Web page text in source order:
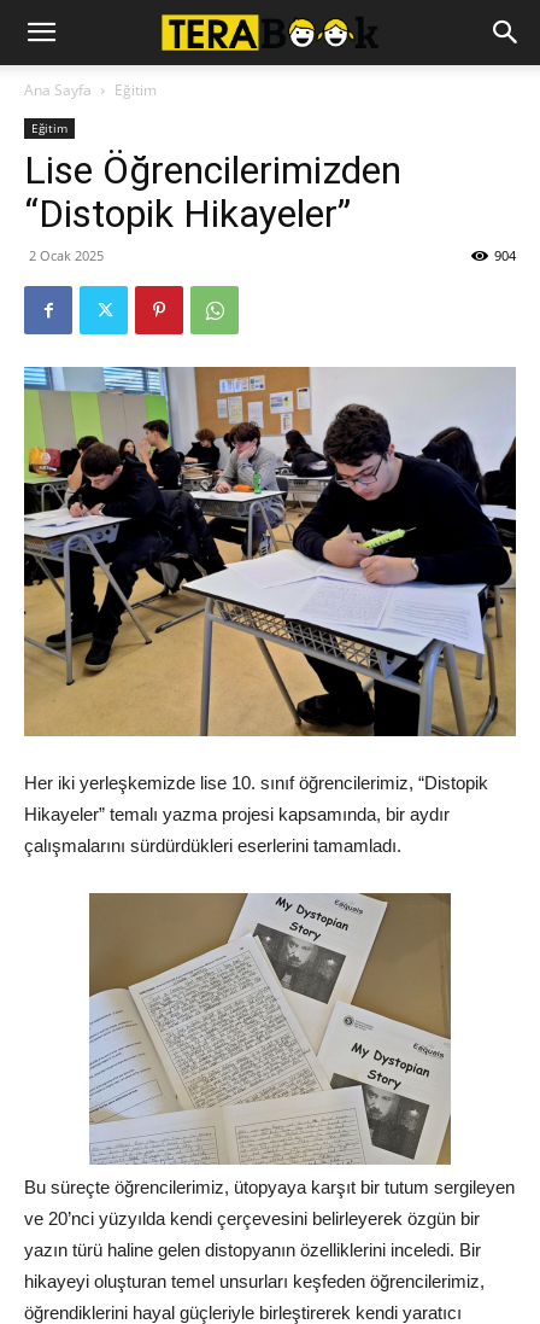
Ana Sayfa Eğitim
Eğitim
Lise Öğrencilerimizden
“Distopik Hikayeler”
2 Ocak 2025 904
Her iki yerleşkemizde lise 10. sınıf öğrencilerimiz, “Distopik
Hikayeler” temalı yazma projesi kapsamında, bir aydır
çalışmalarını sürdürdükleri eserlerini tamamladı.
Bu süreçte öğrencilerimiz, ütopyaya karşıt bir tutum sergileyen
ve 20’nci yüzyılda kendi çerçevesini belirleyerek özgün bir
yazın türü haline gelen distopyanın özelliklerini inceledi. Bir
hikayeyi oluşturan temel unsurları keşfeden öğrencilerimiz,
öğrendiklerini hayal güçleriyle birleştirerek kendi yaratıcı